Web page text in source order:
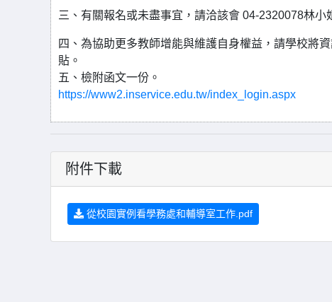
三、有關報名或未盡事宜，請洽該會 04-2320078林小
四、為協助更多教師增能與維護自身權益，請學校將
貼。
五、檢附函文一份。
https://www2.inservice.edu.tw/index_login.aspx
附件下載
從校園實例看學務處和輔導室工作.pdf